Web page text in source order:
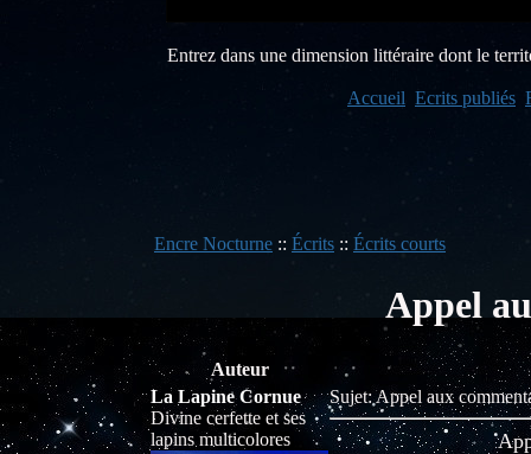
Entrez dans une dimension littéraire dont le
Accueil Ecrits publiés
Encre Nocturne :: Écrits :: Écrits courts
Appel
Auteur
La Lapine Cornue
Divine cerfette et ses
lapins multicolores
Sujet: Appel aux